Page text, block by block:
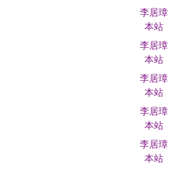
李居璋
本站
李居璋
本站
李居璋
本站
李居璋
本站
李居璋
本站